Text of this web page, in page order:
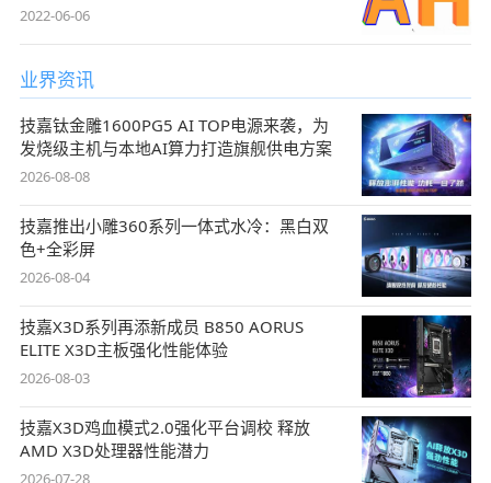
2022-06-06
业界资讯
技嘉钛金雕1600PG5 AI TOP电源来袭，为
发烧级主机与本地AI算力打造旗舰供电方案
2026-08-08
技嘉推出小雕360系列一体式水冷：黑白双
色+全彩屏
2026-08-04
技嘉X3D系列再添新成员 B850 AORUS
ELITE X3D主板强化性能体验
2026-08-03
技嘉X3D鸡血模式2.0强化平台调校 释放
AMD X3D处理器性能潜力